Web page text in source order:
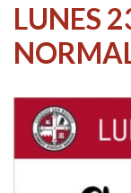
LUNES